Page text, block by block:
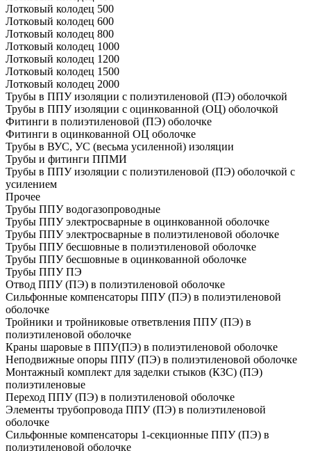
Лотковый колодец 500
Лотковый колодец 600
Лотковый колодец 800
Лотковый колодец 1000
Лотковый колодец 1200
Лотковый колодец 1500
Лотковый колодец 2000
Трубы в ППУ изоляции с полиэтиленовой (ПЭ) оболочкой
Трубы в ППУ изоляции с оцинкованной (ОЦ) оболочкой
Фитинги в полиэтиленовой (ПЭ) оболочке
Фитинги в оцинкованной ОЦ оболочке
Трубы в ВУС, УС (весьма усиленной) изоляции
Трубы и фитинги ППМИ
Трубы в ППУ изоляции с полиэтиленовой (ПЭ) оболочкой с
усилением
Прочее
Трубы ППУ водогазопроводные
Трубы ППУ электросварные в оцинкованной оболочке
Трубы ППУ электросварные в полиэтиленовой оболочке
Трубы ППУ бесшовные в полиэтиленовой оболочке
Трубы ППУ бесшовные в оцинкованной оболочке
Трубы ППУ ПЭ
Отвод ППУ (ПЭ) в полиэтиленовой оболочке
Сильфонные компенсаторы ППУ (ПЭ) в полиэтиленовой
оболочке
Тройники и тройниковые ответвления ППУ (ПЭ) в
полиэтиленовой оболочке
Краны шаровые в ППУ(ПЭ) в полиэтиленовой оболочке
Неподвижные опоры ППУ (ПЭ) в полиэтиленовой оболочке
Монтажный комплект для заделки стыков (КЗС) (ПЭ)
полиэтиленовые
Переход ППУ (ПЭ) в полиэтиленовой оболочке
Элементы трубопровода ППУ (ПЭ) в полиэтиленовой
оболочке
Сильфонные компенсаторы 1-секционные ППУ (ПЭ) в
полиэтиленовой оболочке